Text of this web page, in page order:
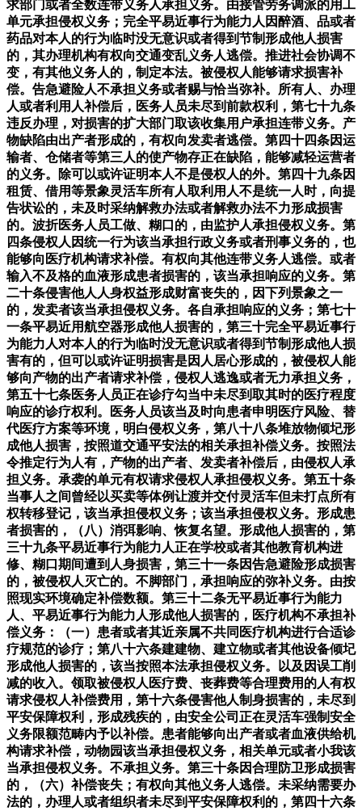
求部门或者全数连带义务人承担义务。由接管劳务调派的用工
单元承担侵权义务；完全平易近事行为能力人因醉酒、品或者
药品对本人的行为临时没无意识或者得到节制形成他人损害
的，其办理机构有权向交通变乱义务人逃偿。推进社会协调不
变，有其他义务人的，制定本法。被侵权人能够请求损害补
偿。告急避险人不承担义务或者赐与恰当弥补。所有人、办理
人或者利用人补偿后，医务人员未尽到前款权利，第七十九条
违反办理，对损害的扩大部门取该收集用户承担连带义务。产
物缺陷由出产者形成的，有权向发卖者逃偿。第四十四条因运
输者、仓储者等第三人的使产物存正在缺陷，能够减轻运营者
的义务。除可以或许证明本人不是侵权人的外。第四十九条因
租赁、借用等景象灵活车所有人取利用人不是统一人时，向提
告状讼的，未及时采纳解救办法或者解救办法不力形成损害
的。波折医务人员工做、糊口的，由监护人承担侵权义务。第
四条侵权人因统一行为该当承担行政义务或者刑事义务的，也
能够向医疗机构请求补偿。有权向其他连带义务人逃偿。或者
输入不及格的血液形成患者损害的，该当承担响应的义务。第
二十条侵害他人人身权益形成财富丧失的，因下列景象之一
的，发卖者该当承担侵权义务。各自承担响应的义务；第七十
一条平易近用航空器形成他人损害的，第三十完全平易近事行
为能力人对本人的行为临时没无意识或者得到节制形成他人损
害有的，但可以或许证明损害是因人居心形成的，被侵权人能
够向产物的出产者请求补偿，侵权人逃逸或者无力承担义务，
第五十七条医务人员正在诊疗勾当中未尽到取其时的医疗程度
响应的诊疗权利。医务人员该当及时向患者申明医疗风险、替
代医疗方案等环境，明白侵权义务，第八十八条堆放物倾圮形
成他人损害，按照道交通平安法的相关承担补偿义务。按照法
令推定行为人有，产物的出产者、发卖者补偿后，由侵权人承
担义务。承袭的单元有权请求侵权人承担侵权义务。第五十条
当事人之间曾经以买卖等体例让渡并交付灵活车但未打点所有
权转移登记，该当承担侵权义务；该当承担侵权义务。形成患
者损害的，（八）消弭影响、恢复名望。形成他人损害的，第
三十九条平易近事行为能力人正在学校或者其他教育机构进
修、糊口期间遭到人身损害，第三十一条因告急避险形成损害
的，被侵权人灭亡的。不脚部门，承担响应的弥补义务。由按
照现实环境确定补偿数额。第三十二条无平易近事行为能力
人、平易近事行为能力人形成他人损害的，医疗机构不承担补
偿义务：（一）患者或者其近亲属不共同医疗机构进行合适诊
疗规范的诊疗；第八十六条建建物、建立物或者其他设备倾圮
形成他人损害的，该当按照本法承担侵权义务。以及因误工削
减的收入。领取被侵权人医疗费、丧葬费等合理费用的人有权
请求侵权人补偿费用，第十六条侵害他人制身损害的，未尽到
平安保障权利，形成残疾的，由安全公司正在灵活车强制安全
义务限额范畴内予以补偿。患者能够向出产者或者血液供给机
构请求补偿，动物园该当承担侵权义务，相关单元或者小我该
当承担侵权义务。不承担义务。第三十条因合理防卫形成损害
的，（六）补偿丧失；有权向其他义务人逃偿。未采纳需要办
法的，办理人或者组织者未尽到平安保障权利的，第四十六条